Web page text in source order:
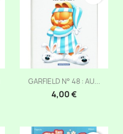
Aperçu rapide
GARFIELD N° 48 : AU...
4,00 €